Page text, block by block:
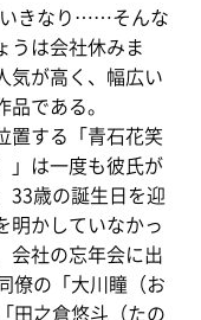
きなり……そんな
うは会社休みま
気が高く、幅広い
である。
置する「青石花笑
」は一度も彼氏が
33歳の誕生日を迎
明かしていなかっ
会社の忘年会に出
僚の「大川瞳（お
田之倉悠斗（たの